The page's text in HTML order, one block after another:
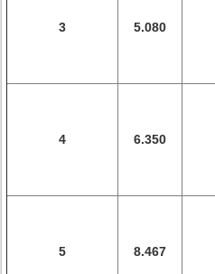
3 5.080
4 6.350
5 8.467